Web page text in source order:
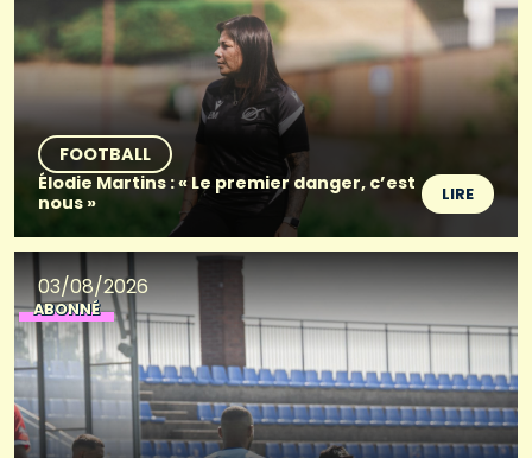
FOOTBALL
Élodie Martins : « Le premier danger, c’est
nous »
LIRE
03/08/2026
ABONNÉ